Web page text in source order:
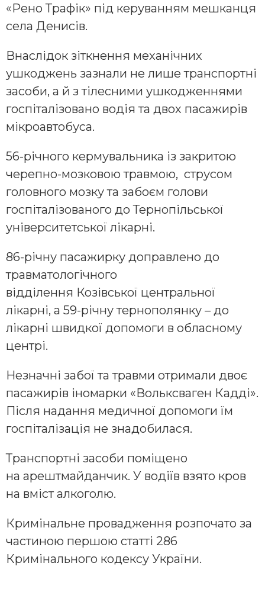
«Рено Трафік» під керуванням мешканця
села Денисів.
Внаслідок зіткнення механічних
ушкоджень зазнали не лише транспортні
засоби, а й з тілесними ушкодженнями
госпіталізовано водія та двох пасажирів
мікроавтобуса.
56-річного кермувальника із закритою
черепно-мозковою травмою, струсом
головного мозку та забоєм голови
госпіталізованого до Тернопільської
університетської лікарні.
86-річну пасажирку доправлено до
травматологічного
відділення Козівської центральної
лікарні, а 59-річну тернополянку – до
лікарні швидкої допомоги в обласному
центрі.
Незначні забої та травми отримали двоє
пасажирів іномарки «Волькcваген Кадді».
Після надання медичної допомоги їм
госпіталізація не знадобилася.
Транспортні засоби поміщено
на арештмайданчик. У водіїв взято кров
на вміст алкоголю.
Кримінальне провадження розпочато за
частиною першою статті 286
Кримінального кодексу України.